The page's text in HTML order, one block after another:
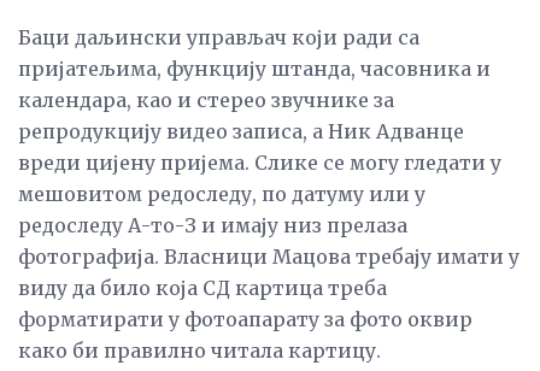
Баци даљински управљач који ради са
пријатељима, функцију штанда, часовника и
календара, као и стерео звучнике за
репродукцију видео записа, а Ник Адванце
вреди цијену пријема. Слике се могу гледати у
мешовитом редоследу, по датуму или у
редоследу А-то-З и имају низ прелаза
фотографија. Власници Мацова требају имати у
виду да било која СД картица треба
форматирати у фотоапарату за фото оквир
како би правилно читала картицу.